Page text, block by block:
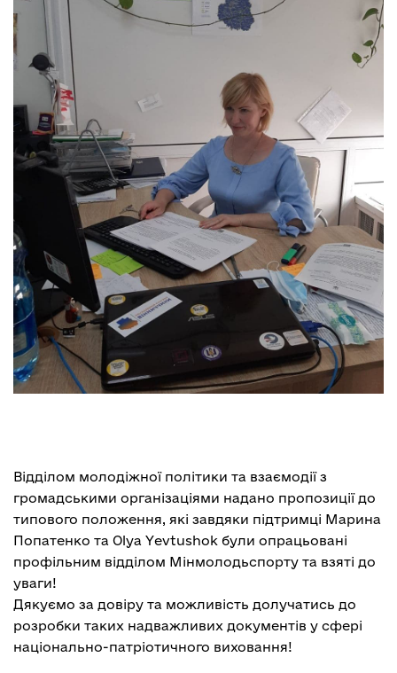
Відділом молодіжної політики та взаємодії з
громадськими організаціями надано пропозиції до
типового положення, які завдяки підтримці Марина
Попатенко та Olya Yevtushok були опрацьовані
профільним відділом Мінмолодьспорту та взяті до
уваги!
Дякуємо за довіру та можливість долучатись до
розробки таких надважливих документів у сфері
національно-патріотичного виховання!